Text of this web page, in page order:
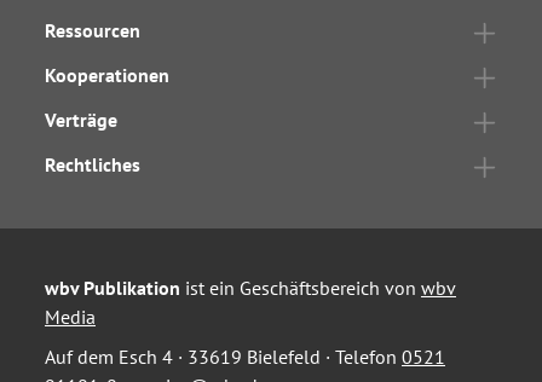
Ressourcen
Kooperationen
Verträge
Rechtliches
wbv Publikation ist ein Geschäftsbereich von wbv
Media
Auf dem Esch 4 · 33619 Bielefeld · Telefon 0521